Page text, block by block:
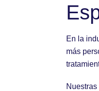
En la
más